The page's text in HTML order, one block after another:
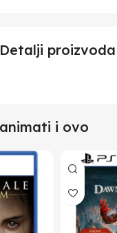
Detalji proizvoda
i ovo